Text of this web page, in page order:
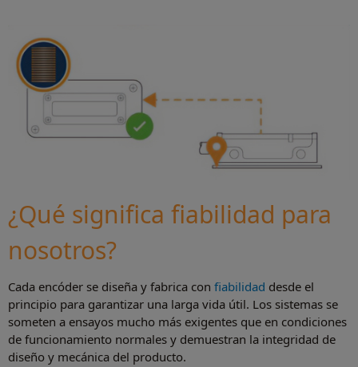
¿Qué significa fiabilidad para
nosotros?
Cada encóder se diseña y fabrica con fiabilidad desde el
principio para garantizar una larga vida útil. Los sistemas se
someten a ensayos mucho más exigentes que en condiciones
de funcionamiento normales y demuestran la integridad de
diseño y mecánica del producto.